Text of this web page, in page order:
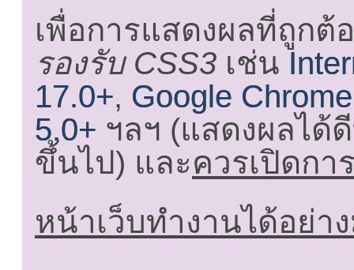
เพื่อการแสดงผลที่ถูกต้
รองรับ CSS3 เช่น
17.0+, Google
5.0+ ฯลฯ (แสดงผลได้
ขึ้นไป) และควรเปิดกา
หน้าเว็บทำงานได้อย่า